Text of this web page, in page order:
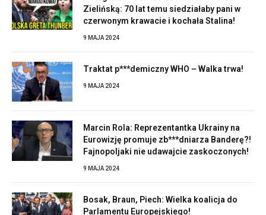
Zielińską: 70 lat temu siedziałaby pani w
czerwonym krawacie i kochała Stalina!
9 MAJA 2024
Traktat p***demiczny WHO – Walka trwa!
9 MAJA 2024
Marcin Rola: Reprezentantka Ukrainy na
Eurowizję promuje zb***dniarza Banderę?!
Fajnopoljaki nie udawajcie zaskoczonych!
9 MAJA 2024
Bosak, Braun, Piech: Wielka koalicja do
Parlamentu Europejskiego!